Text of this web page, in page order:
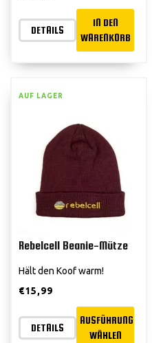
DETAILS
IN DEN
WARENKORB
AUF LAGER
Rebelcell Beanie-Mütze
Hält den Koof warm!
€15,99
DETAILS
AUSFÜHRUNG
WÄHLEN